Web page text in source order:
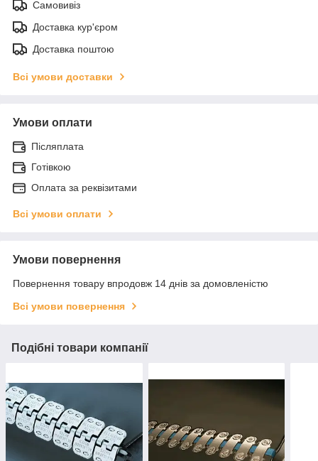
Самовивіз
Доставка кур'єром
Доставка поштою
Всі умови доставки
Умови оплати
Післяплата
Готівкою
Оплата за реквізитами
Всі умови оплати
Умови повернення
Повернення товару впродовж 14 днів за домовленістю
Всі умови повернення
Подібні товари компанії